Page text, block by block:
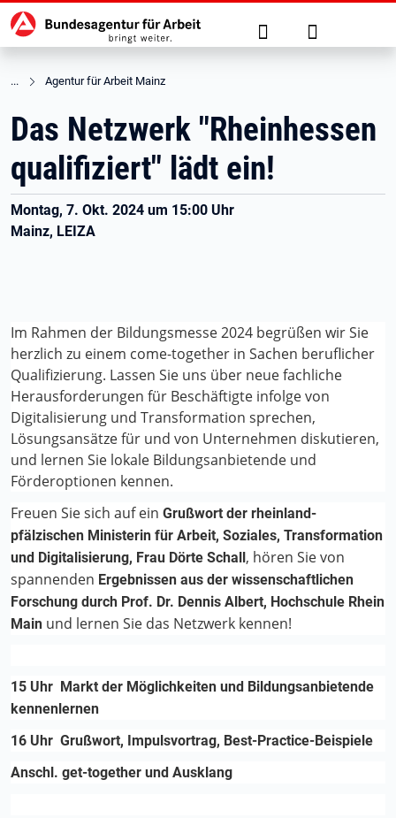
zu den Hauptinhalten springen
Hauptnavigation Suche Anmelden
Agentur für Arbeit Mainz
Das Netzwerk "Rheinhessen
qualifiziert" lädt ein!
Montag, 7. Okt. 2024 um 15:00 Uhr
Mainz, LEIZA
Im Rahmen der Bildungsmesse 2024 begrüßen wir Sie
herzlich zu einem come-together in Sachen beruflicher
Qualifizierung. Lassen Sie uns über neue fachliche
Herausforderungen für Beschäftigte infolge von
Digitalisierung und Transformation sprechen,
Lösungsansätze für und von Unternehmen diskutieren,
und lernen Sie lokale Bildungsanbietende und
Förderoptionen kennen.
Freuen Sie sich auf ein Grußwort der rheinland-
pfälzischen Ministerin für Arbeit, Soziales, Transformation
und Digitalisierung, Frau Dörte Schall, hören Sie von
spannenden Ergebnissen aus der wissenschaftlichen
Forschung durch Prof. Dr. Dennis Albert, Hochschule Rhein
Main und lernen Sie das Netzwerk kennen!
15 Uhr Markt der Möglichkeiten und Bildungsanbietende
kennenlernen
16 Uhr Grußwort, Impulsvortrag, Best-Practice-Beispiele
Anschl. get-together und Ausklang